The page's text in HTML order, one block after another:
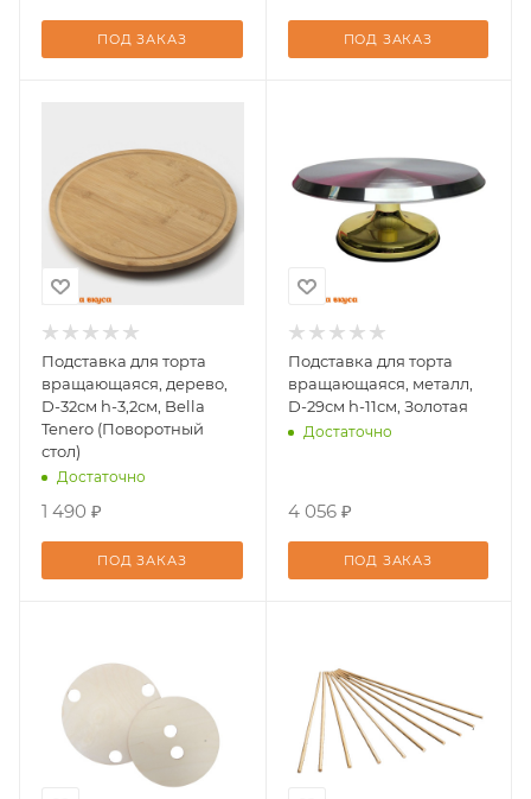
ПОД ЗАКАЗ ПОД ЗАКАЗ
Подставка для торта
вращающаяся, дерево,
D-32см h-3,2см, Bella
Tenero (Поворотный
стол)
Достаточно
1 490 ₽
ПОД ЗАКАЗ
Подставка для торта
вращающаяся, металл,
D-29см h-11см, Золотая
Достаточно
4 056 ₽
ПОД ЗАКАЗ